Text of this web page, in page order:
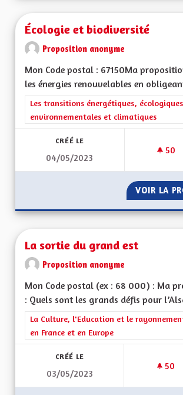
Écologie et biodiversité
Proposition anonyme
Mon Code postal : 67150Ma
les énergies renouvelables en
Filtrer les résultats de la catégorie : Les
Les transitions énergétiques,
environnementales et climatiques
CRÉÉ LE
04/05/2023
50
VOIR LA
La sortie du grand est
Proposition anonyme
Mon Code postal (ex : 68 000) : Ma
: Quels sont les grands défis pour
Filtrer les résultats de la catégorie : La
La Culture, l'Education et le
en France et en Europe
CRÉÉ LE
03/05/2023
50